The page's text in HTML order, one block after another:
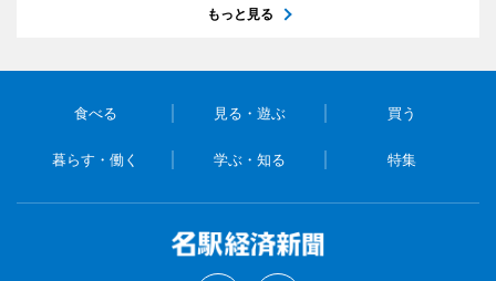
もっと見る
食べる 見る・遊ぶ 買う
暮らす・働く 学ぶ・知る 特集